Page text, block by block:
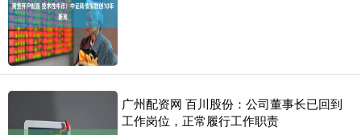
广州配资网 百川股份：公司董事长已回到
工作岗位，正常履行工作职责